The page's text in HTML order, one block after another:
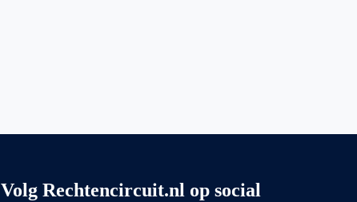
Volg Rechtencircuit.nl op social